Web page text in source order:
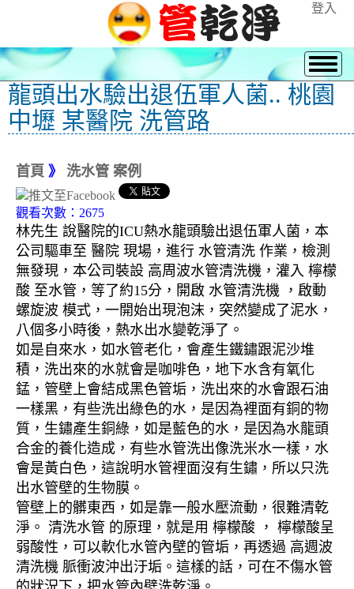
登入
龍頭出水驗出退伍軍人菌.. 桃園
中壢 某醫院 洗管路
首頁 》 洗水管 案例
觀看次數：2675
林先生 說醫院的ICU熱水龍頭驗出退伍軍人菌，本
公司驅車至 醫院 現場，進行 水管清洗 作業，檢測
無發現，本公司裝設 高周波水管清洗機，灌入 檸檬
酸 至水管，等了約15分，開啟 水管清洗機 ，啟動
螺旋波 模式，一開始出現泡沫，突然變成了泥水，
八個多小時後，熱水出水變乾淨了。
如是自來水，如水管老化，會產生鐵鏽跟泥沙堆
積，洗出來的水就會是咖啡色，地下水含有氧化
錳，管壁上會結成黑色管垢，洗出來的水會跟石油
一樣黑，有些洗出綠色的水，是因為裡面有銅的物
質，生鏽產生銅綠，如是藍色的水，是因為水龍頭
合金的養化造成，有些水管洗出像洗米水一樣，水
會是黃白色，這說明水管裡面沒有生鏽，所以只洗
出水管壁的生物膜。
管壁上的髒東西，如是靠一般水壓流動，很難清乾
淨。 清洗水管 的原理，就是用 檸檬酸 ， 檸檬酸呈
弱酸性，可以軟化水管內壁的管垢，再透過 高週波
清洗機 脈衝波沖出汙垢。這樣的話，可在不傷水管